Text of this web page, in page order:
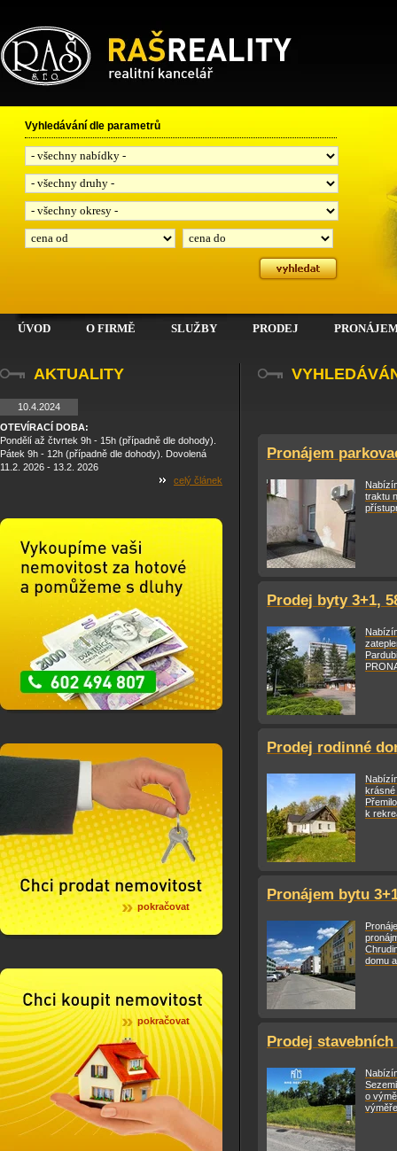
RAŠ, spol. s r.o.
Vyhledávání dle parametrů
ÚVOD O FIRMĚ SLUŽBY PRODEJ
AKTUALITY
10.4.2024
OTEVÍRACÍ DOBA:
Pondělí až čtvrtek 9h - 15h (případně dle dohody).
Pátek 9h - 12h (případně dle dohody). Dovolená
11.2. 2026 - 13.2. 2026
celý článek
pokračovat
pokračovat
Pronájem
traktu
Prodej byty 3+1,
Prodej rodinné
krásné
k
Pronájem bytu
domu
Prodej stavebních
o